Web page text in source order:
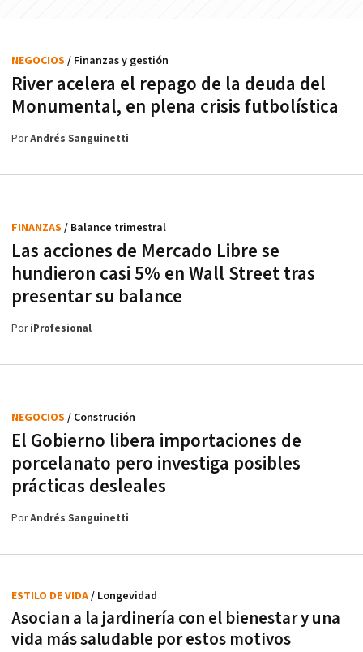
River acelera el repago de la deuda del
Monumental, en plena crisis futbolística
NEGOCIOS / Finanzas y gestión
PorAndrés Sanguinetti
Las acciones de Mercado Libre se
hundieron casi 5% en Wall Street tras
presentar su balance
FINANZAS / Balance trimestral
PoriProfesional
El Gobierno libera importaciones de
porcelanato pero investiga posibles
prácticas desleales
NEGOCIOS / Construción
PorAndrés Sanguinetti
Asocian a la jardinería con el bienestar y una
vida más saludable por estos motivos
ESTILO DE VIDA/ Longevidad